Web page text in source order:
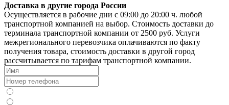
Доставка в другие города России
Осуществляется в рабочие дни с 09:00 до 20:00 ч. любой
транспортной компанией на выбор. Стоимость доставки до
терминала транспортной компании от 2500 руб. Услуги
межрегионального перевозчика оплачиваются по факту
получения товара, стоимость доставки в другой город
рассчитывается по тарифам транспортной компании.